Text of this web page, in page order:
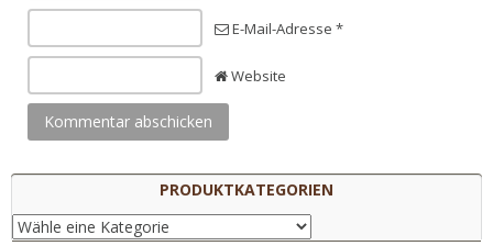
E-Mail-Adresse *
Website
PRODUKTKATEGORIEN